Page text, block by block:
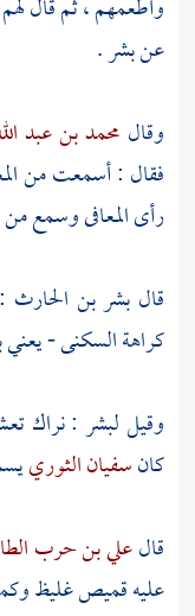
وأطعمهم ، ثم قال
عنبشر.
وقال محمد بن عبد
فقال : أسمعت من
رأىالمعافىوسمع من
قال بشر بن الحارث
كراهة السكنى - يعني
وقيللبشر : نراك
كانسفيان الثوري
قالعلي بن حرب
عليه قميص غليظ